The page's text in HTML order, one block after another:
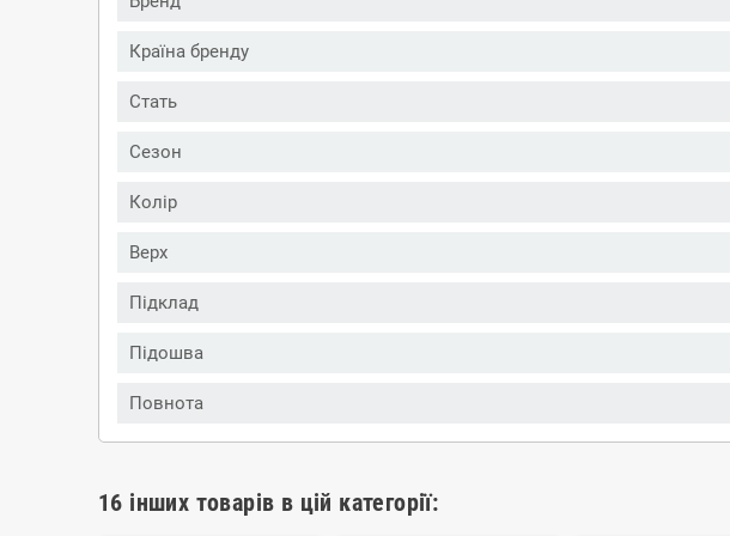
Країна бренду
Стать
Сезон
Колір
Верх
Підклад
Підошва
Повнота
16 інших товарів в цій категорії: